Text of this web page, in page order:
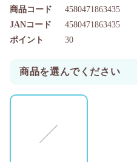
商品コード 4580471863435
ポイント 30
JANコード 4580471863435
商品を選んでください